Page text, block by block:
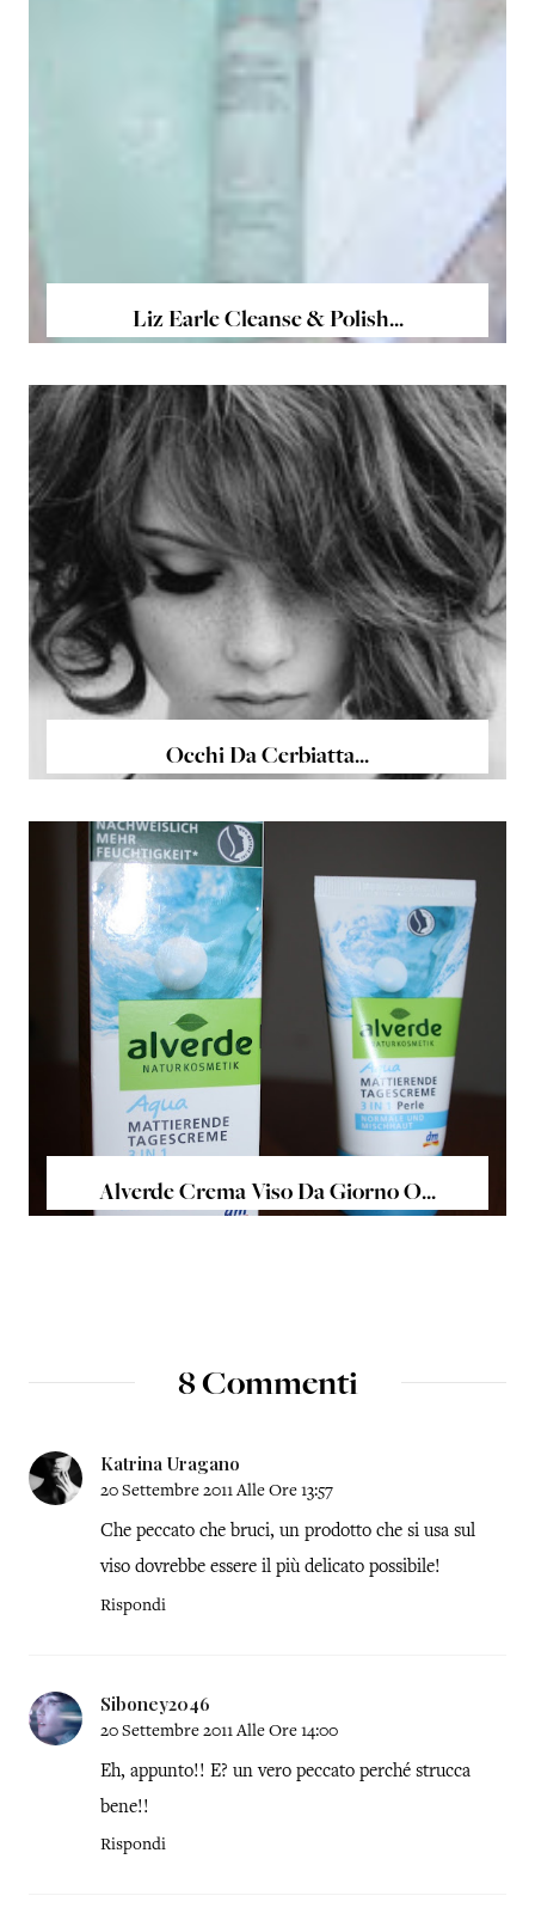
Liz Earle Cleanse & Polish...
Occhi Da Cerbiatta...
Alverde Crema Viso Da Giorno O...
8 Commenti
Katrina Uragano
20 Settembre 2011 Alle Ore 13:57
Che peccato che bruci, un prodotto che si usa sul
viso dovrebbe essere il più delicato possibile!
Rispondi
Siboney2046
20 Settembre 2011 Alle Ore 14:00
Eh, appunto!! E? un vero peccato perché strucca
bene!!
Rispondi